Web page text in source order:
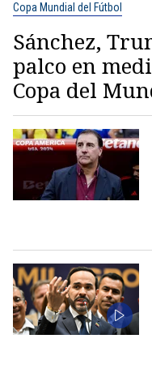
Copa Mundial del Fútbol
Sánchez,
palco en
Copa del